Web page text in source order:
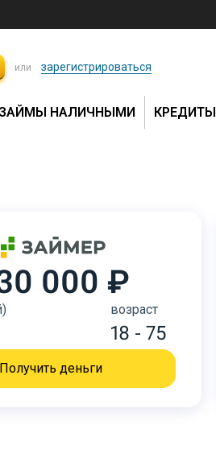
или зарегистрироваться
НАЛИЧНЫМИ КРЕДИТЫ
000 ₽
возраст
18 - 75
Получить деньги